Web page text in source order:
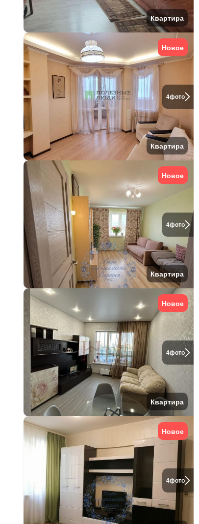
Квартира
4фото
Новое
Квартира
4фото
Новое
Квартира
4фото
Новое
Квартира
4фото
Новое